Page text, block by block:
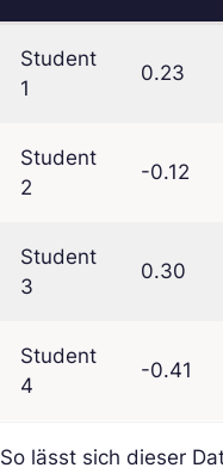
Student
1
0.23
Student
2
-0.12
Student
3
0.30
Student
4
-0.41
So lässt sich dieser